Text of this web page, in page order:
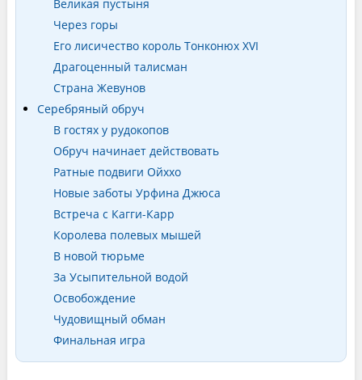
Великая пустыня
Через горы
Его лисичество король Тонконюх XVI
Драгоценный талисман
Страна Жевунов
Серебряный обруч
В гостях у рудокопов
Обруч начинает действовать
Ратные подвиги Ойххо
Новые заботы Урфина Джюса
Встреча с Кагги-Карр
Королева полевых мышей
В новой тюрьме
За Усыпительной водой
Освобождение
Чудовищный обман
Финальная игра